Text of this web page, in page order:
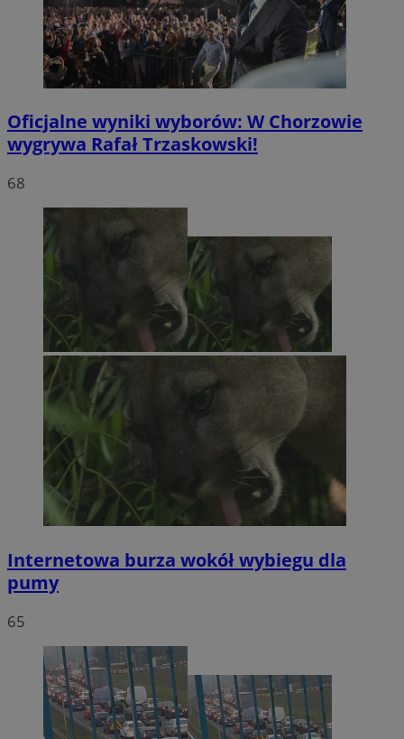
Oficjalne wyniki wyborów: W Chorzowie
wygrywa Rafał Trzaskowski!
68
Internetowa burza wokół wybiegu dla
pumy
65